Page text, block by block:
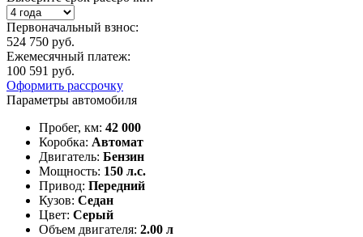
Первоначальный взнос:
524 750 руб.
Ежемесячный платеж:
100 591 руб.
Оформить рассрочку
Параметры автомобиля
Пробег, км: 42 000
Коробка: Автомат
Двигатель: Бензин
Мощность: 150 л.с.
Привод: Передний
Кузов: Седан
Цвет: Серый
Объем двигателя: 2.00 л